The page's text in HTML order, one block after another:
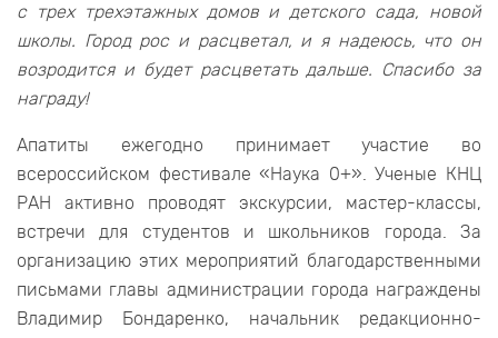
с трех трехэтажных домов и детского сада, новой
школы. Город рос и расцветал, и я надеюсь, что он
возродится и будет расцветать дальше. Спасибо за
награду!
Апатиты ежегодно принимает участие во
всероссийском фестивале «Наука 0+». Ученые КНЦ
РАН активно проводят экскурсии, мастер-классы,
встречи для студентов и школьников города. За
организацию этих мероприятий благодарственными
письмами главы администрации города награждены
Владимир Бондаренко, начальник редакционно-